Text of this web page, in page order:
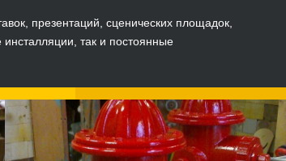
презентаций, сценических площадок,
так и постоянные